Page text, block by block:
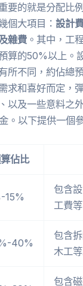
要的就是分配比
個大項目： 設計
雜費 。其中，工
算的50%以上。
所不同，約佔總
求和喜好而定，
以及一些意料之
。以下提供一個
佔比
15%
包含
工費等
40%
包含
木工
包含